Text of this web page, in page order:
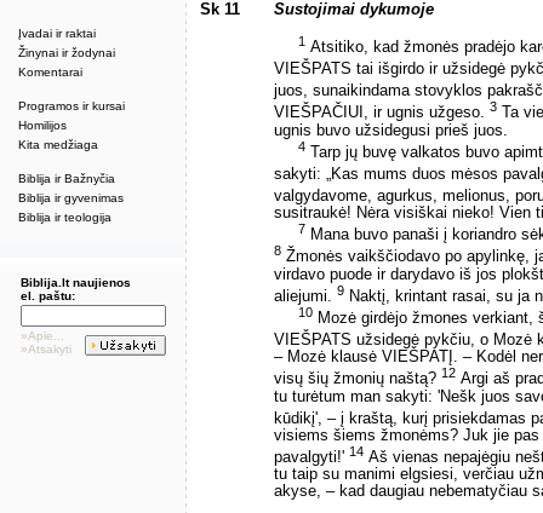
Įvadai ir raktai
Žinynai ir žodynai
Komentarai
Programos ir kursai
Homilijos
Kita medžiaga
Biblija ir Bažnyčia
Biblija ir gyvenimas
Biblija ir teologija
Biblija.lt naujienos
el. paštu:
»Apie...
»Atsakyti
Sk 11 Sustojimai dykumoje
1 Atsitiko, kad žmonės pradėjo
VIEŠPATS tai išgirdo ir užsidegė
juos, sunaikindama stovyklos
VIEŠPAČIUI, ir ugnis užgeso. 3 Ta
ugnis buvo užsidegusi prieš juos.
4 Tarp jų buvę valkatos buvo
sakyti: „Kas mums duos mėsos
valgydavome, agurkus, melionus,
susitraukė! Nėra visiškai nieko! Vien
7 Mana buvo panaši į koriandro
8 Žmonės vaikščiodavo po apylinkę,
virdavo puode ir darydavo iš jos
aliejumi. 9 Naktį, krintant rasai, su ja
10 Mozė girdėjo žmones
VIEŠPATS užsidegė pykčiu, o Mozė
– Mozė klausė VIEŠPATĮ. – Kodėl
visų šių žmonių naštą? 12 Argi aš
tu turėtum man sakyti: 'Nešk juos
kūdikį', – į kraštą, kurį prisiekdamas
visiems šiems žmonėms? Juk jie
pavalgyti!' 14 Aš vienas nepajėgiu
tu taip su manimi elgsiesi, verčiau
akyse, – kad daugiau nebematyčiau